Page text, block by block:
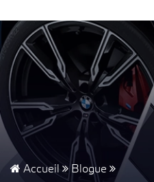
Accueil Blogue